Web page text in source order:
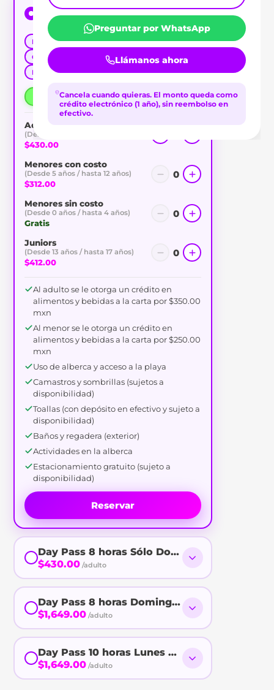
Day Pass 10 horas Lunes a Jueves (Consumo)
$430.00
Parejas Relax
Familiar
Crédito en Consumo
Acceso a Playa
Mazatlán
Ver Flyer
10:00 – 20:00
Adultos
(Desde 18 años en adelante)
$430.00
Menores con costo
(Desde 5 años / hasta 12 años)
$312.00
0
Menores sin costo
(Desde 0 años / hasta 4 años)
Gratis
0
Juniors
(Desde 13 años / hasta 17 años)
$412.00
0
Al adulto se le otorga un crédito en
alimentos y bebidas a la carta por $350.00
mxn
Al menor se le otorga un crédito en
alimentos y bebidas a la carta por $250.00
mxn
Uso de alberca y acceso a la playa
Camastros y sombrillas (sujetos a
disponibilidad)
Toallas (con depósito en efectivo y sujeto a
disponibilidad)
Baños y regadera (exterior)
Actividades en la alberca
Estacionamiento gratuito (sujeto a
disponibilidad)
Reservar
Day Pass 8 horas Sólo Domingos (Consumo)
$430.00 /adulto
Day Pass 8 horas Domingos (Todo Incluido)
$1,649.00 /adulto
Day Pass 10 horas Lunes a Jueves (Todo
$1,649.00 /adulto
Preguntar por WhatsApp
Llámanos ahora
Cancela cuando quieras. El monto queda como
crédito electrónico (1 año), sin reembolso en
efectivo.